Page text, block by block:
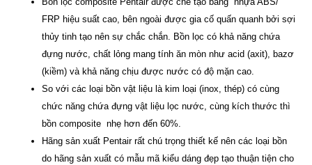
FRP hiệu suất cao, bên ngoài được gia cố quấn quanh bởi sợi
thủy tinh tạo nên sự chắc chắn. Bồn lọc có khả năng chứa
đựng nước, chất lỏng mang tính ăn mòn như acid (axit), bazơ
(kiềm) và khả năng chịu được nước có độ mặn cao.
So với các loại bồn vật liệu là kim loại (inox, thép) có cùng
chức năng chứa đựng vật liệu lọc nước, cùng kích thước thì
bồn composite nhẹ hơn đến 60%.
Hãng sản xuất Pentair rất chú trọng thiết kế nên các loại bồn
do hãng sản xuất có mẫu mã kiểu dáng đẹp tạo thuận tiện cho